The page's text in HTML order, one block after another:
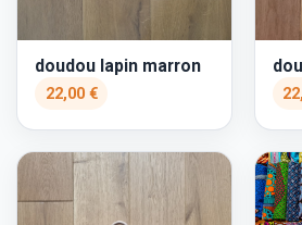
doudou lapin marron
22,00 €